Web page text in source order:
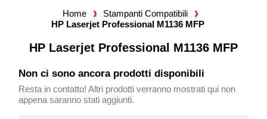
Home
Stampanti Compatibili
HP Laserjet Professional M1136 MFP
HP Laserjet Professional M1136 MFP
Non ci sono ancora prodotti disponibili
Resta in contatto! Altri prodotti verranno mostrati qui non
appena saranno stati aggiunti.